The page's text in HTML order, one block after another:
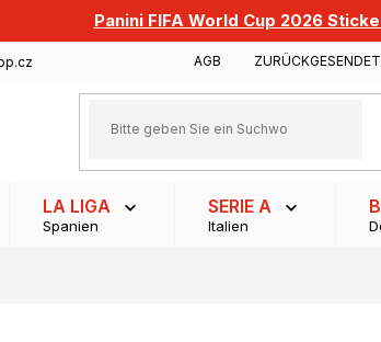
Panini FIFA World Cup 2026
AGB
LA LIGA
Spanien
SERIE A
Italien